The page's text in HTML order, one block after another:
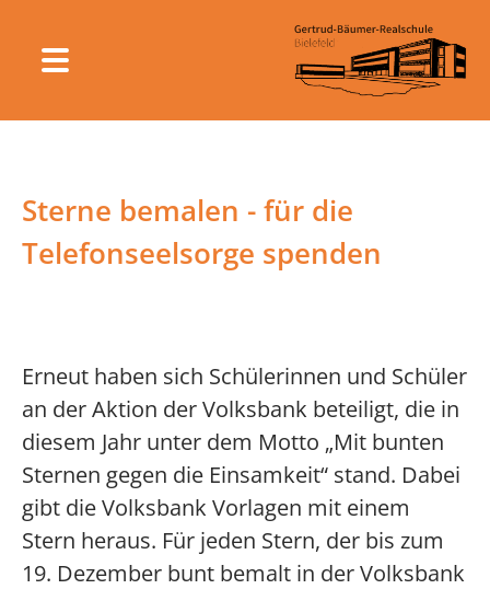
Sterne bemalen - für die
Telefonseelsorge spenden
Erneut haben sich Schülerinnen und Schüler
an der Aktion der Volksbank beteiligt, die in
diesem Jahr unter dem Motto „Mit bunten
Sternen gegen die Einsamkeit“ stand. Dabei
gibt die Volksbank Vorlagen mit einem
Stern heraus. Für jeden Stern, der bis zum
19. Dezember bunt bemalt in der Volksbank